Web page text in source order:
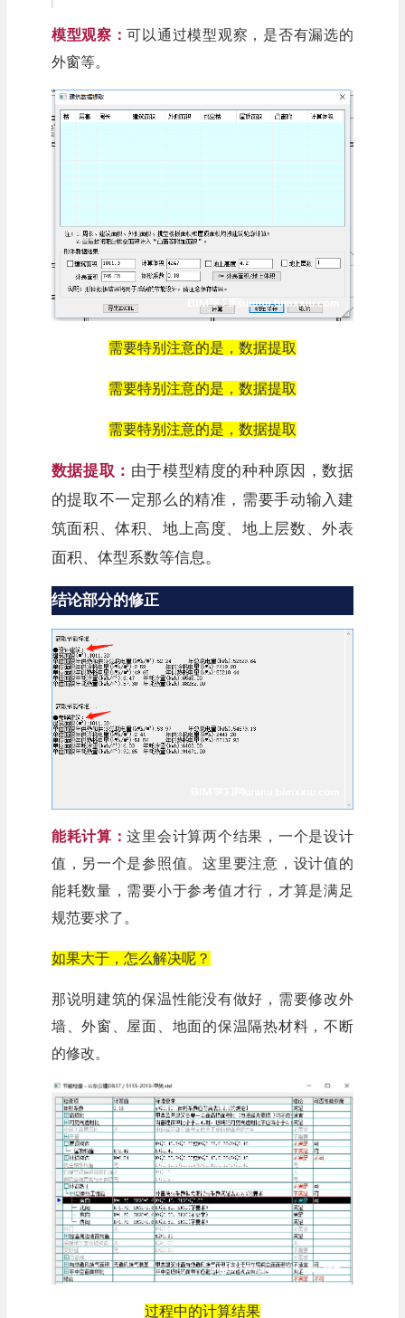
模型观察：可以通过模型观察，是否有漏选的
外窗等。
需要特别注意的是，数据提取
需要特别注意的是，数据提取
需要特别注意的是，数据提取
数据提取： 由于模型精度的种种原因，数据
的提取不一定那么的精准，需要手动输入建
筑面积、体积、地上高度、地上层数、外表
面积、体型系数等信息。
结论部分的修正
能耗计算：这里会计算两个结果，一个是设计
值，另一个是参照值。这里要注意，设计值的
能耗数量，需要小于参考值才行，才算是满足
规范要求了。
如果大于，怎么解决呢？
那说明建筑的保温性能没有做好，需要修改外
墙、外窗、屋面、地面的保温隔热材料，不断
的修改。
过程中的计算结果